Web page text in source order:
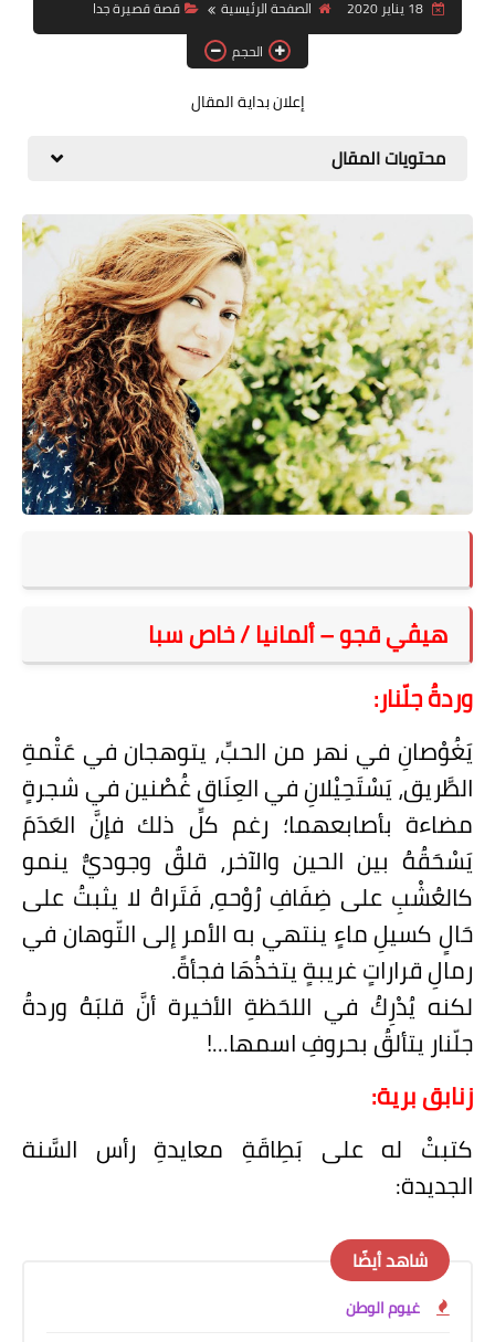
قصة قصيرة جداً
حوارات
فنون
شخصيات
ذاكرة كوباني
مواهب جديدة
منوعات
على مقام سبا
اقتباسات روائية
أعداد جريدة سبا
18 يناير 2020 الصفحة الرئيسية
قصة قصيرة جدا
الحجم
إعلان بداية المقال
محتويات المقال
هيڤي قجو – ألمانيا / خاص سبا
وردةُ جلّنار:
يَغُوْصانِ في نهر من الحبِّ، يتوهجان في عَتْمةِ
الطَّريق، يَسْتَحِيْلانِ في العِنَاق غُصْنين في شجرةٍ
مضاءة بأصابعهما؛ رغم كلِّ ذلك فإنَّ العَدَمَ
يَسْحَقُهُ بين الحين والآخر، قلقٌ وجوديٌّ ينمو
كالعُشْبِ على ضِفَافِ رُوْحهِ، فَتَراهُ لا يثبتُ على
حَالٍ كسيلِ ماءٍ ينتهي به الأمر إلى التّوهان في
رمالِ قراراتٍ غريبةٍ يتخذُهَا فجأةً.
لكنه يُدْرِكُ في اللحَظةِ الأخيرة أنَّ قلبَهُ وردةُ
جلّنار يتألقُ بحروفِ اسمها...!
زنابق برية:
كتبتْ له على بَطِاقَةِ معايدةِ رأس السَّنة
الجديدة:
شاهد أيضًا
غيوم الوطن